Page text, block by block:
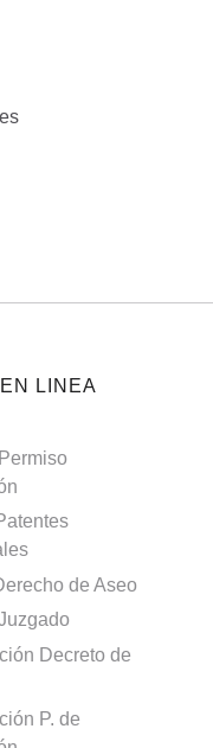
LINEA
de Aseo
Decreto de
P. de